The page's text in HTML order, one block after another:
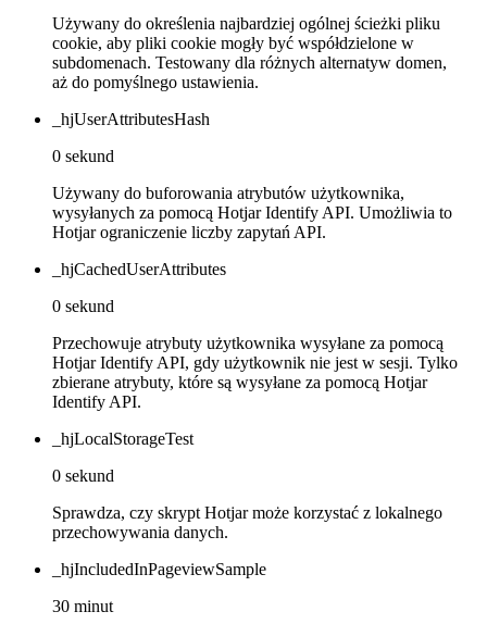
Używany do określenia najbardziej ogólnej ścieżki pliku
cookie, aby pliki cookie mogły być współdzielone w
subdomenach. Testowany dla różnych alternatyw domen,
aż do pomyślnego ustawienia.
_hjUserAttributesHash
0 sekund
Używany do buforowania atrybutów użytkownika,
wysyłanych za pomocą Hotjar Identify API. Umożliwia to
Hotjar ograniczenie liczby zapytań API.
_hjCachedUserAttributes
0 sekund
Przechowuje atrybuty użytkownika wysyłane za pomocą
Hotjar Identify API, gdy użytkownik nie jest w sesji. Tylko
zbierane atrybuty, które są wysyłane za pomocą Hotjar
Identify API.
_hjLocalStorageTest
0 sekund
Sprawdza, czy skrypt Hotjar może korzystać z lokalnego
przechowywania danych.
_hjIncludedInPageviewSample
30 minut